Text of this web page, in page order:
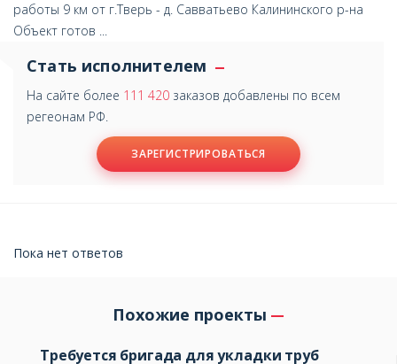
работы 9 км от г.Тверь - д. Савватьево Калининского р-на
Объект готов ...
Стать исполнителем
На сайте более 111 420 заказов добавлены по всем
регеонам РФ.
ЗАРЕГИСТРИРОВАТЬСЯ
Пока нет ответов
Похожие проекты
Требуется бригада для укладки труб